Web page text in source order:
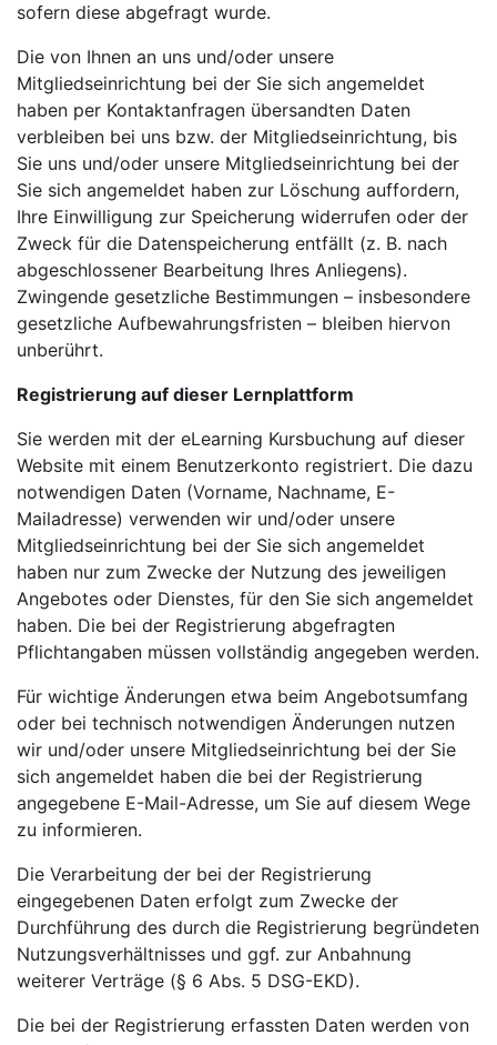
sofern diese abgefragt wurde.
Die von Ihnen an uns und/oder unsere
Mitgliedseinrichtung bei der Sie sich angemeldet
haben per Kontaktanfragen übersandten Daten
verbleiben bei uns bzw. der Mitgliedseinrichtung, bis
Sie uns und/oder unsere Mitgliedseinrichtung bei der
Sie sich angemeldet haben zur Löschung auffordern,
Ihre Einwilligung zur Speicherung widerrufen oder der
Zweck für die Datenspeicherung entfällt (z. B. nach
abgeschlossener Bearbeitung Ihres Anliegens).
Zwingende gesetzliche Bestimmungen – insbesondere
gesetzliche Aufbewahrungsfristen – bleiben hiervon
unberührt.
Registrierung auf dieser Lernplattform
Sie werden mit der eLearning Kursbuchung auf dieser
Website mit einem Benutzerkonto registriert. Die dazu
notwendigen Daten (Vorname, Nachname, E-
Mailadresse) verwenden wir und/oder unsere
Mitgliedseinrichtung bei der Sie sich angemeldet
haben nur zum Zwecke der Nutzung des jeweiligen
Angebotes oder Dienstes, für den Sie sich angemeldet
haben. Die bei der Registrierung abgefragten
Pflichtangaben müssen vollständig angegeben werden.
Für wichtige Änderungen etwa beim Angebotsumfang
oder bei technisch notwendigen Änderungen nutzen
wir und/oder unsere Mitgliedseinrichtung bei der Sie
sich angemeldet haben die bei der Registrierung
angegebene E-Mail-Adresse, um Sie auf diesem Wege
zu informieren.
Die Verarbeitung der bei der Registrierung
eingegebenen Daten erfolgt zum Zwecke der
Durchführung des durch die Registrierung begründeten
Nutzungsverhältnisses und ggf. zur Anbahnung
weiterer Verträge (§ 6 Abs. 5 DSG-EKD).
Die bei der Registrierung erfassten Daten werden von